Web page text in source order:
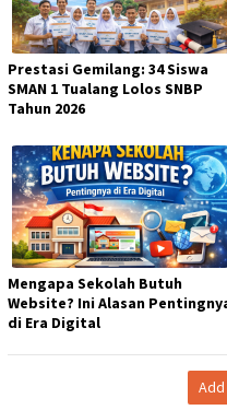
Prestasi Gemilang: 34 Siswa
SMAN 1 Tualang Lolos SNBP
Tahun 2026
Mengapa Sekolah Butuh
Website? Ini Alasan
di Era Digital